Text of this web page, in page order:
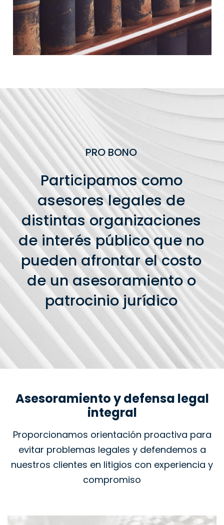
PRO BONO
Participamos como
asesores legales de
distintas organizaciones
de interés público que no
pueden afrontar el costo
de un asesoramiento o
patrocinio jurídico
Asesoramiento y defensa legal
integral
Proporcionamos orientación proactiva para
evitar problemas legales y defendemos a
nuestros clientes en litigios con experiencia y
compromiso